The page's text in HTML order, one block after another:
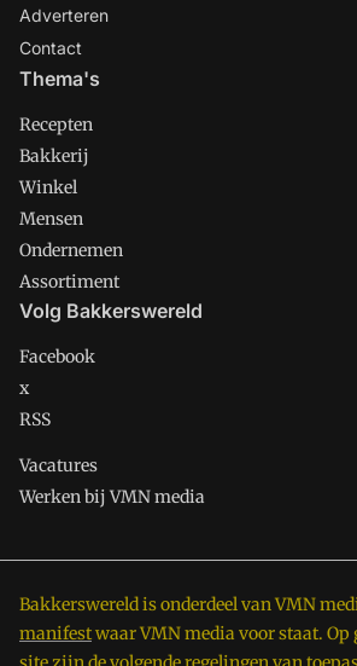
Adverteren
Contact
Thema's
Recepten
Bakkerij
Winkel
Mensen
Ondernemen
Assortiment
Volg Bakkerswereld
Facebook
x
RSS
Vacatures
Werken bij VMN media
Bakkerswereld is onderdeel van VMN
manifestwaar VMN media voor staat. Op